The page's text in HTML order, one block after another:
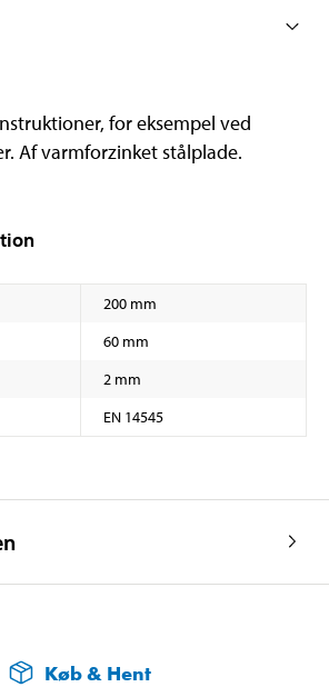
for eksempel ved
Af varmforzinket stålplade.
200 mm
60 mm
2 mm
EN 14545
Køb & Hent